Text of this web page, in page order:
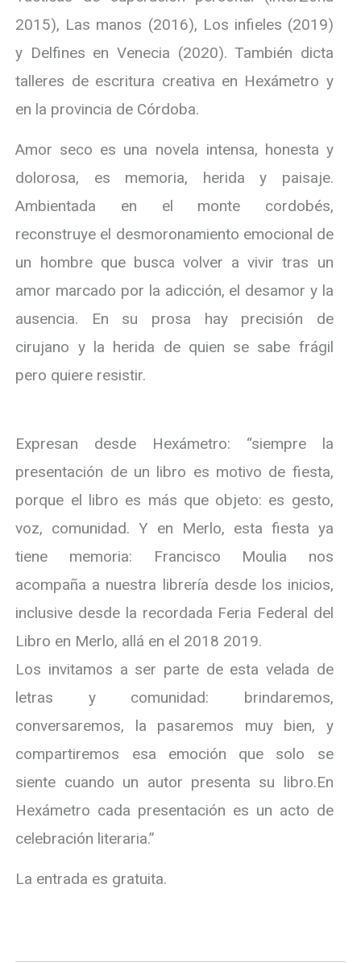
2015), Las manos (2016), Los infieles (2019)
y Delfines en Venecia (2020). También dicta
talleres de escritura creativa en Hexámetro y
en la provincia de Córdoba.
Amor seco es una novela intensa, honesta y
dolorosa, es memoria, herida y paisaje.
Ambientada en el monte cordobés,
reconstruye el desmoronamiento emocional de
un hombre que busca volver a vivir tras un
amor marcado por la adicción, el desamor y la
ausencia. En su prosa hay precisión de
cirujano y la herida de quien se sabe frágil
pero quiere resistir.
Expresan desde Hexámetro: “siempre la
presentación de un libro es motivo de fiesta,
porque el libro es más que objeto: es gesto,
voz, comunidad. Y en Merlo, esta fiesta ya
tiene memoria: Francisco Moulia nos
acompaña a nuestra librería desde los inicios,
inclusive desde la recordada Feria Federal del
Libro en Merlo, allá en el 2018 2019.
Los invitamos a ser parte de esta velada de
letras y comunidad: brindaremos,
conversaremos, la pasaremos muy bien, y
compartiremos esa emoción que solo se
siente cuando un autor presenta su libro.En
Hexámetro cada presentación es un acto de
celebración literaria.”
La entrada es gratuita.